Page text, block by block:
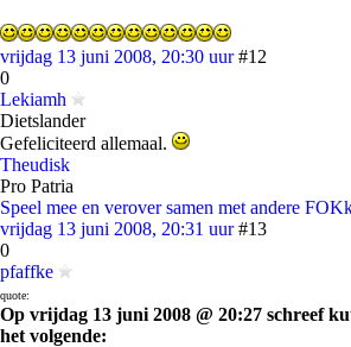
vrijdag 13 juni 2008, 20:30 uur #12
0
Lekiamh
Dietslander
Gefeliciteerd allemaal.
Theudisk
Pro Patria
Speel mee en verover samen met andere
vrijdag 13 juni 2008, 20:31 uur #13
0
pfaffke
quote:
Op vrijdag 13 juni 2008 @ 20:27 schreef
het volgende: